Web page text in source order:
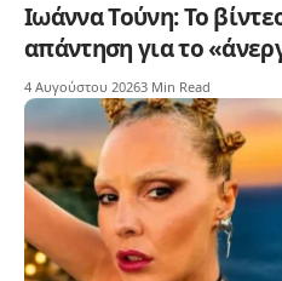
Ιωάννα Τούνη: Το
απάντηση για το
4 Αυγούστου 20263 Min Read